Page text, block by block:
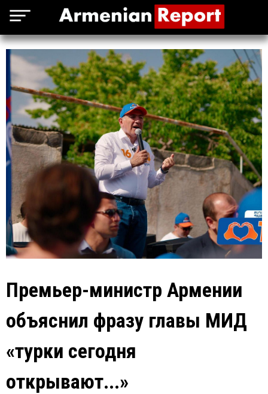
Премьер-министр Армении
объяснил фразу главы МИД
«турки сегодня
открывают...»